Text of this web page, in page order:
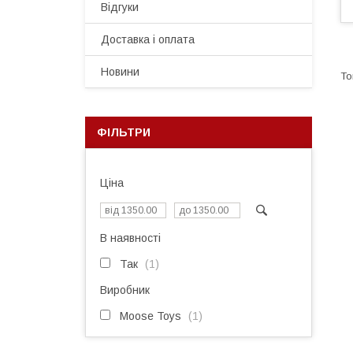
Відгуки
Доставка і оплата
Новини
ФІЛЬТРИ
Ціна
В наявності
Так 1
Виробник
Moose Toys 1